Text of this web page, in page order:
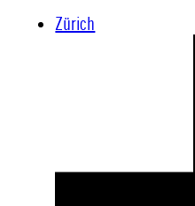
Zürich